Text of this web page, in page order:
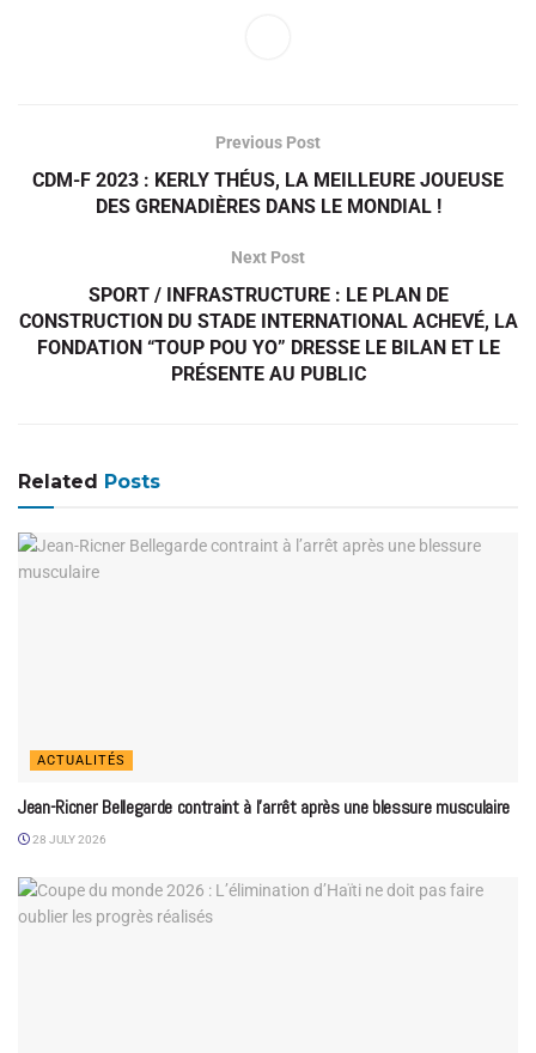
Previous Post
CDM-F 2023 : KERLY THÉUS, LA MEILLEURE JOUEUSE
DES GRENADIÈRES DANS LE MONDIAL !
Next Post
SPORT / INFRASTRUCTURE : LE PLAN DE
CONSTRUCTION DU STADE INTERNATIONAL ACHEVÉ, LA
FONDATION “TOUP POU YO” DRESSE LE BILAN ET LE
PRÉSENTE AU PUBLIC
Related Posts
ACTUALITÉS
Jean-Ricner Bellegarde contraint à l’arrêt après une blessure musculaire
28 JULY 2026